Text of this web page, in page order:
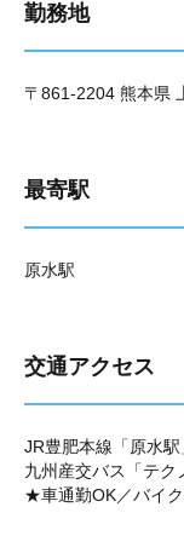
勤務地
〒861-2204 熊本県
最寄駅
原水駅
交通アクセス
JR豊肥本線「原水
九州産交バス「テク
★車通勤OK／バイク